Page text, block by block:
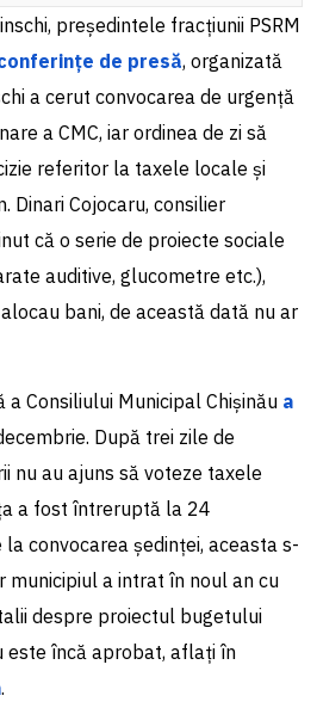
președintele fracțiunii PSRM
de presă, organizată
a cerut convocarea de urgență
a CMC, iar ordinea de zi să
referitor la taxele locale și
Dinari Cojocaru, consilier
că o serie de proiecte sociale
auditive, glucometre etc.),
bani, de această dată nu ar
a Consiliului Municipal Chișinău a
După trei zile de
nu au ajuns să voteze taxele
a fost întreruptă la 24
convocarea ședinței, aceasta s-
municipiul a intrat în noul an cu
despre proiectul bugetului
este încă aprobat, aflați în
.